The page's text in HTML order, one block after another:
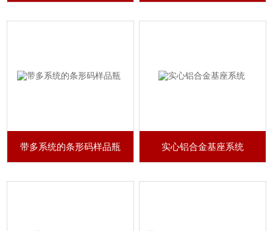
带多系统的条形码样品瓶 实心铝合金基座系统